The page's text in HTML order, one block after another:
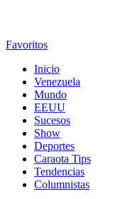
Favoritos
Inicio
Venezuela
Mundo
EEUU
Sucesos
Show
Deportes
Caraota Tips
Tendencias
Columnistas